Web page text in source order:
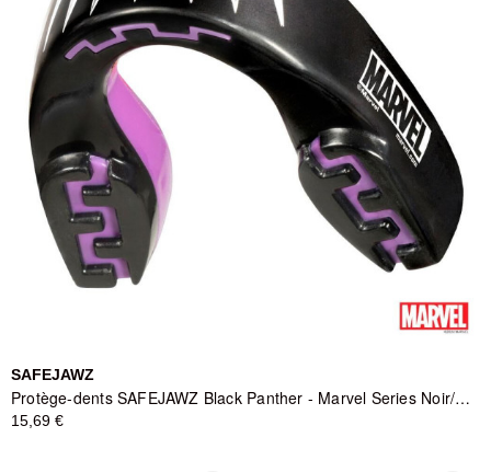
SAFEJAWZ
Protège-dents SAFEJAWZ Black Panther - Marvel Series Noir/Gris/Blanc/Violet - Enfant
15,69 €